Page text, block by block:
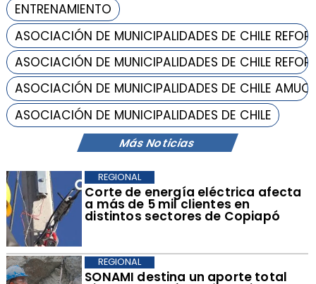
Más Noticias
Corte de energía eléctrica afecta
a más de 5 mil clientes en
distintos sectores de Copiapó
REGIONAL
​SONAMI destina un aporte total
REGIONAL
ENTRENAMIENTO
ASOCIACIÓN DE MUNICIPALIDADES DE CHILE
ASOCIACIÓN DE MUNICIPALIDADES DE CHILE
ASOCIACIÓN DE MUNICIPALIDADES DE CHILE
ASOCIACIÓN DE MUNICIPALIDADES DE CHILE